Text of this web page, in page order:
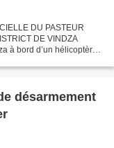
DU PASTEUR
DE VINDZA
à bord d’un hélicoptère,
désarmement